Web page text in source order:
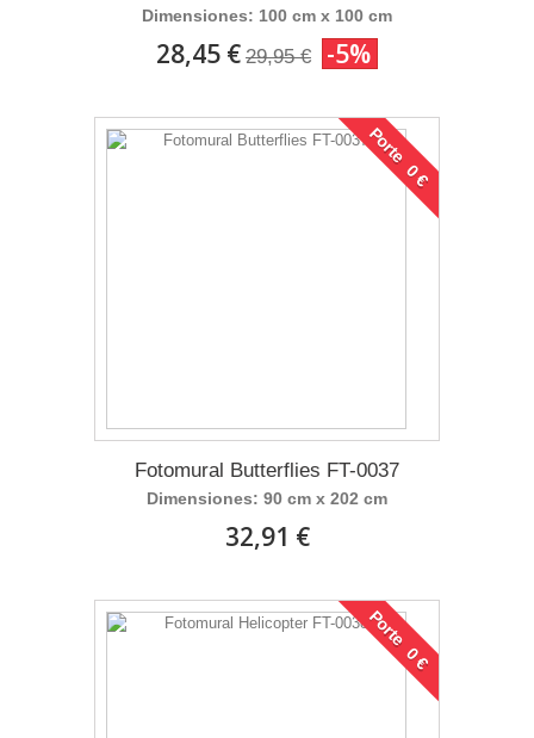
Dimensiones: 100 cm x 100 cm
28,45 € 29,95 € -5%
Porte 0 €
Fotomural Butterflies FT-0037
Dimensiones: 90 cm x 202 cm
32,91 €
Porte 0 €